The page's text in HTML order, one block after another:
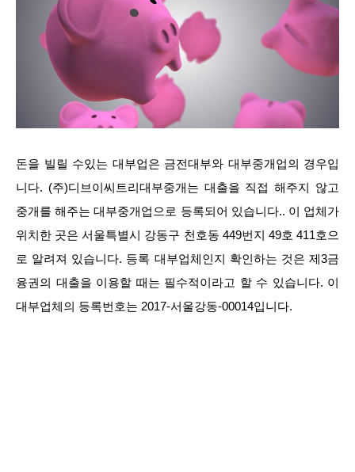
돈을 빌릴 수있는 대부업은 금전대부와 대부중개업의 경우입
니다. (주)디브이씨트리대부중개는 대출을 직접 해주지 않고
중개를 해주는 대부중개업으로 등록되어 있습니다.. 이 업체가
위치한 곳은 서울특별시 강동구 천호동 449번지 49호 411호으
로 알려져 있습니다. 등록 대부업체인지 확인하는 것은 제3금
융권의 대출을 이용할 때는 필수적이라고 할 수 있습니다. 이
대부업체의 등록번호는 2017-서울강동-00014입니다.